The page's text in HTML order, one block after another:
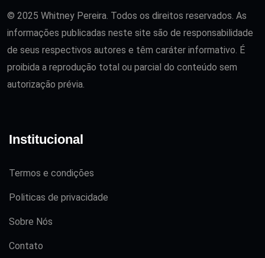
© 2025 Whitney Pereira. Todos os direitos reservados. As
informações publicadas neste site são de responsabilidade
de seus respectivos autores e têm caráter informativo. É
proibida a reprodução total ou parcial do conteúdo sem
autorização prévia.
Institucional
Termos e condições
Politicas de privacidade
Sobre Nós
Contato